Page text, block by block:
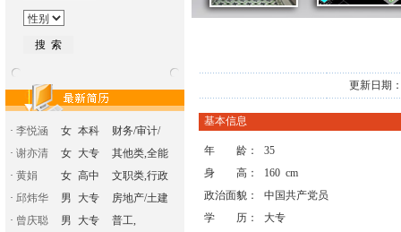
· 李悦涵 女 本科
财务/审计/
· 谢亦清 女 大专
其他类,全能
· 黄娟 女 高中
文职类,行政
· 邱炜华 男 大专
房地产/土建
· 曾庆聪 男 大专
普工,
更新日
基本信息
年 龄：
35
身 高：
160 cm
政治面貌：
中国共产党员
学 历：
大专